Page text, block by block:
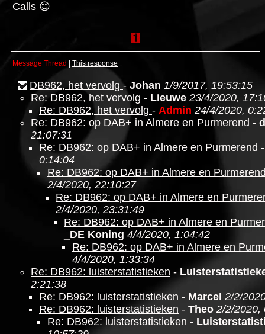
Calls 😊
Message Thread This response ↓
DB962, het vervolg- Johan 1/9/2017, 19:53:15
Re: DB962, het vervolg - Lieuwe 23/4/2020,
Re: DB962, het vervolg - Admin 24/4/2020,
Re: DB962: op DAB+ in Almere en Purmerend -
21:07:31
Re: DB962: op DAB+ in Almere en Purmerend
0:14:04
Re: DB962: op DAB+ in Almere en
2/4/2020, 22:10:27
Re: DB962: op DAB+ in Almere en
2/4/2020, 23:31:49
Re: DB962: op DAB+ in Almere en
_DE Koning 4/4/2020, 1:04:42
Re: DB962: op DAB+ in Almere en
4/4/2020, 1:33:34
Re: DB962: luisterstatistieken -
2:21:38
Re: DB962: luisterstatistieken - Marcel 2/2/
Re: DB962: luisterstatistieken - Theo 2/2/2020,
Re: DB962: luisterstatistieken -